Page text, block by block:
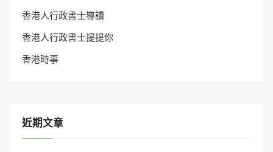
香港人行政書士導讀
香港人行政書士提提你
香港時事
近期文章